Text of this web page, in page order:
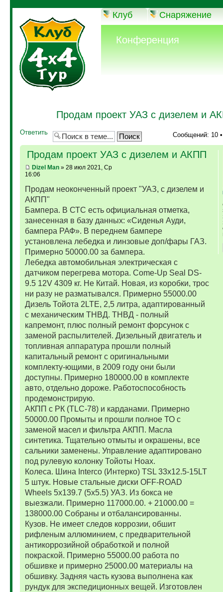
Клуб Снаряжение
Конференция
Продам проект УАЗ с дизелем и
Ответить Сообщений: 10
Продам проект УАЗ с дизелем и АКПП
Dizel Man» 28 июл 2021, Ср
16:06
Продам неоконченный проект "УАЗ, с дизелем и
АКПП"
Бампера. В СТС есть официальная отметка,
занесенная в базу данных: «Сиденья Ауди,
бампера РАФ». В переднем бампере
установлена лебедка и линзовые доп/фары ГАЗ.
Примерно 50000.00 за бампера.
Лебедка автомобильная электрическая с
датчиком перегрева мотора. Come-Up Seal DS-
9.5 12V 4309 кг. Не Китай. Новая, из коробки, трос
ни разу не разматывался. Примерно 55000.00
Дизель Тойота 2LTE, 2,5 литра, адаптированный
с механическим ТНВД. ТНВД - полный
капремонт, плюс полный ремонт форсунок с
заменой распылителей. Дизельный двигатель и
топливная аппаратура прошли полный
капитальный ремонт с оригинальными
комплекту-ющими, в 2009 году они были
доступны. Примерно 180000.00 в комплекте
авто, отдельно дороже. Работоспособность
продемонстрирую.
АКПП с РК (TLC-78) и карданами. Примерно
50000.00 Промыты и прошли полное ТО с
заменой масел и фильтра АКПП. Масла
синтетика. Тщательно отмыты и окрашены, все
сальники заменены. Управление адаптировано
под рулевую колонку Тойоты Ноах.
Колеса. Шина Interco (Интерко) TSL 33x12.5-15LT
5 штук. Новые стальные диски OFF-ROAD
Wheels 5x139.7 (5x5.5) УАЗ. Из бокса не
выезжали. Примерно 117000.00. + 21000.00 =
138000.00 Собраны и отбалансированны.
Кузов. Не имеет следов коррозии, обшит
рифленым аллюминием, с предварительной
антикоррозийной обработкой и полной
покраской. Примерно 55000.00 работа по
обшивке и примерно 25000.00 материалы на
обшивку. Задняя часть кузова выполнена как
рундук для экспедиционных вещей. Изготовлен